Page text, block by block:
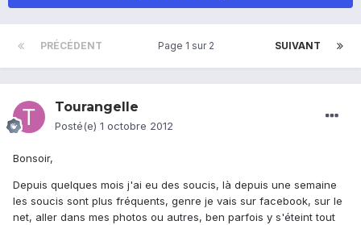
PRÉCÉDENT SUIVANT
Page 1 sur 2
Tourangelle
Posté(e) 1 octobre 2012
Bonsoir,
Depuis quelques mois j'ai eu des soucis, là depuis une semaine
les soucis sont plus fréquents, genre je vais sur facebook, sur le
net, aller dans mes photos ou autres, ben parfois y s'éteint tout